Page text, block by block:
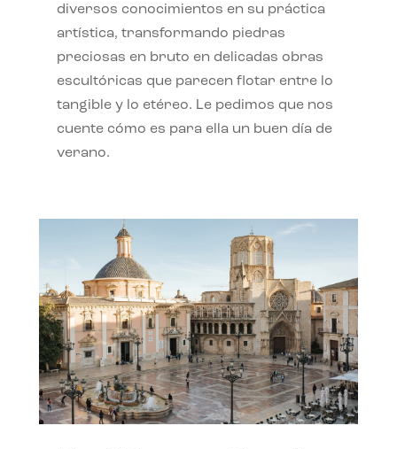
diversos conocimientos en su práctica
artística, transformando piedras
preciosas en bruto en delicadas obras
escultóricas que parecen flotar entre lo
tangible y lo etéreo. Le pedimos que nos
cuente cómo es para ella un buen día de
verano.